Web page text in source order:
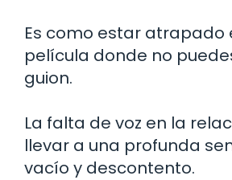
Es como estar atrapado
película donde no
guion.
La falta de voz en la
llevar a una profunda
vacío y descontento.